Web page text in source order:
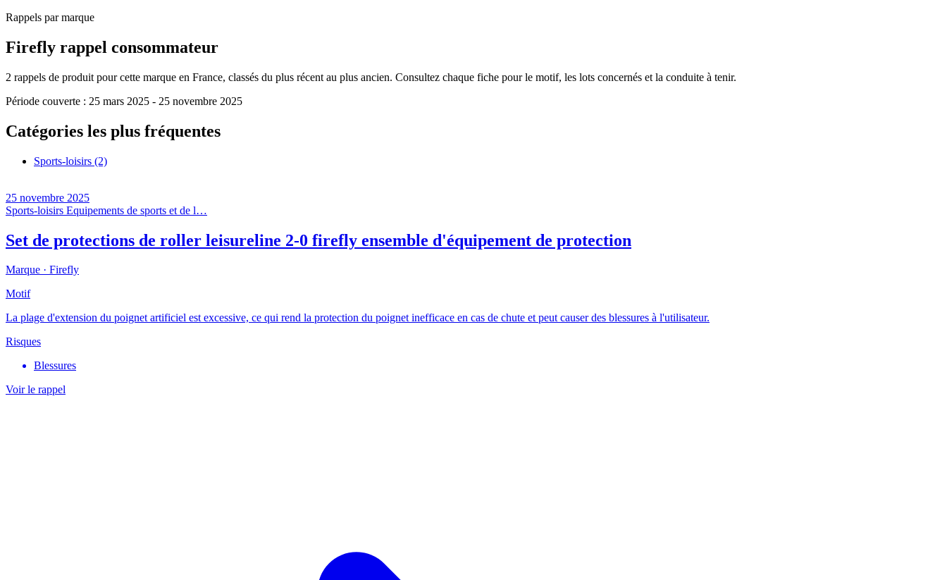
Rappels par marque
Firefly rappel consommateur
2 rappels de produit pour cette marque en France, classés du plus récent au plus ancien. Consultez chaque fiche pour le motif, les lots concernés et la conduite à tenir.
Période couverte : 25 mars 2025 - 25 novembre 2025
Catégories les plus fréquentes
Sports-loisirs (2)
25 novembre 2025
Sports-loisirs Equipements de sports et de l…
Set de protections de roller leisureline 2-0 firefly ensemble d'équipement de protection
Marque · Firefly
Motif
La plage d'extension du poignet artificiel est excessive, ce qui rend la protection du poignet inefficace en cas de chute et peut causer des blessures à l'utilisateur.
Risques
Blessures
Voir le rappel